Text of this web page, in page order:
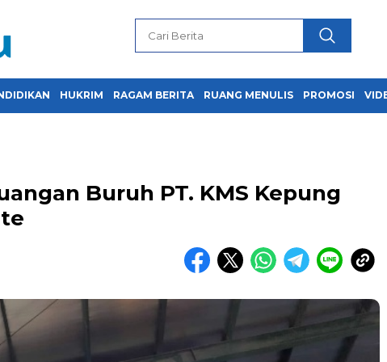
HUKRIM RAGAM BERITA RUANG MENULIS PROMOSI
Buruh PT. KMS Kepung